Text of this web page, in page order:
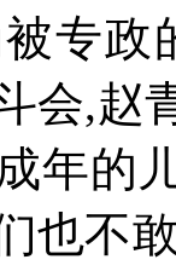
专政
会,赵
年的
也不